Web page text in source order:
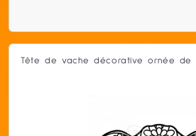
Tête de vache décorative ornée de